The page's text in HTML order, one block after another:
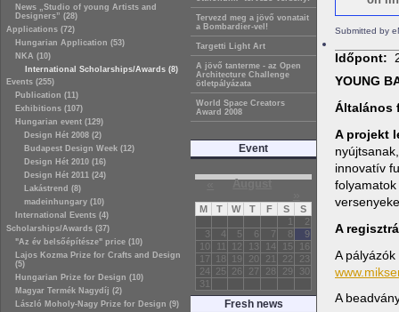
News „Studio of young Artists and
Designers” (28)
Applications (72)
Hungarian Application (53)
NKA (10)
International Scholarships/Awards (8)
Events (255)
Publication (11)
Exhibitions (107)
Hungarian event (129)
Design Hét 2008 (2)
Budapest Design Week (12)
Design Hét 2010 (16)
Design Hét 2011 (24)
Lakástrend (8)
madeinhungary (10)
International Events (4)
Scholarships/Awards (37)
"Az év belsőépítésze" price (10)
Lajos Kozma Prize for Crafts and Design
(5)
Hungarian Prize for Design (10)
Magyar Termék Nagydíj (2)
László Moholy-Nagy Prize for Design (9)
Tervezd meg a jövő vonatait
a Bombardier-vel!
Targetti Light Art
A jövő tanterme - az Open
Architecture Challenge
ötletpályázata
World Space Creators
Award 2008
Event
« August
M T W T F S
S
1
2
3
4 5 6 7 8
9
10
11 12 13 14 15
16
17
18 19 20 21 22
23
24
25 26 27 28 29
30
31
Fresh news
Submitted by
Időpont:
YOUNG
Általános
A projekt
innovatív
A
A
A